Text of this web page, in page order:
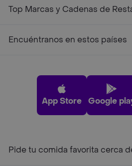
Top Marcas y Cadenas de
Encuéntranos en estos países
App Store Google
Pide tu comida favorita cerca